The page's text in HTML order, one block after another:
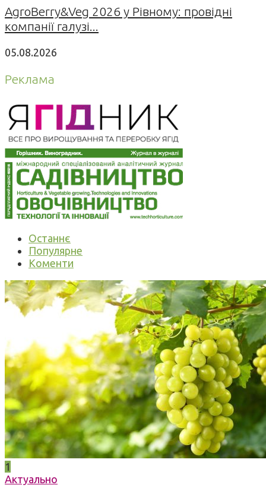
AgroBerry&Veg 2026 у Рівному: провідні
компанії галузі...
05.08.2026
Реклама
Останнє
Популярне
Коменти
1
Актуально